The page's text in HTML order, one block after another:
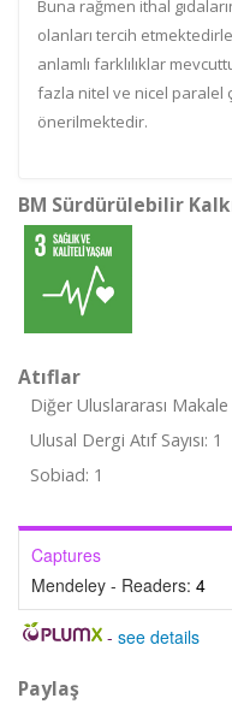
Buna rağmen ithal
olanları tercih
anlamlı farklılıklar
fazla nitel ve nicel paralel
önerilmektedir.
BM Sürdürülebilir
Atıflar
Diğer Uluslararası Makale
Ulusal Dergi Atıf Sayısı: 1
Sobiad: 1
Captures
Mendeley - Readers: 4
- see details
Paylaş